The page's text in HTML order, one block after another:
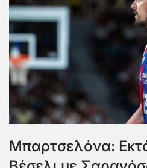
Μπαρτσελόνα: